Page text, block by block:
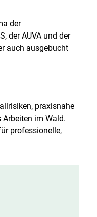
der
der AUVA und der
auch ausgebucht
praxisnahe
im Wald.
professionelle,